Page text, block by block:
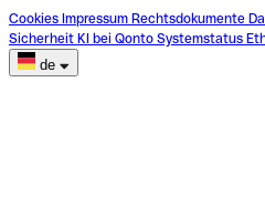
Cookies Impressum Rechtsdokumente
Sicherheit KI bei Qonto Systemstatus
de